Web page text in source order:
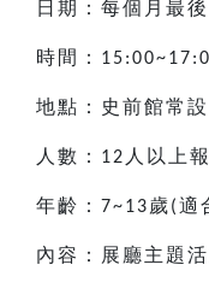
日期：每個月最
時間：
地點：史前館常
人數： 12 人以上
年齡： 7~13歲(適
內容：展廳主題